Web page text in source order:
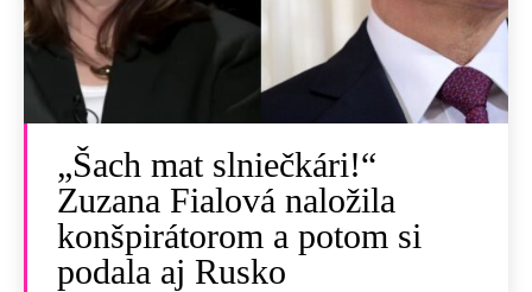
„Šach mat slniečkári!“
Zuzana Fialová naložila
konšpirátorom a potom si
podala aj Rusko